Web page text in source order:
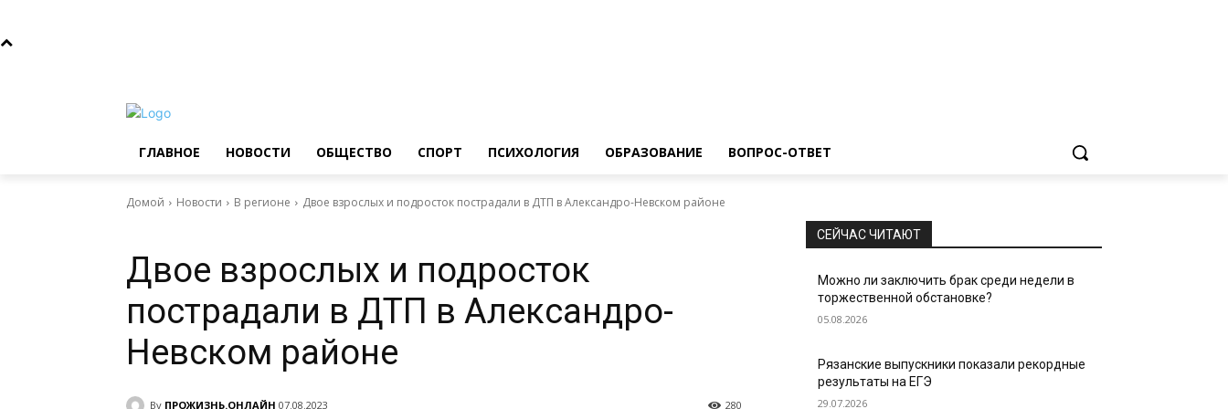
ГЛАВНОЕ НОВОСТИ ОБЩЕСТВО СПОРТ ПСИХОЛОГИЯ ОБРАЗОВАНИЕ ВОПРОС-ОТВЕТ
Домой Новости В регионе Двое взрослых и подросток пострадали в ДТП в Александро-Невском районе
Двое взрослых и подросток
пострадали в ДТП в Александро-
Невском районе
By ПРОЖИЗНЬ.ОНЛАЙН 07.08.2023 280
СЕЙЧАС ЧИТАЮТ
Можно ли заключить брак среди недели в
торжественной обстановке?
05.08.2026
Рязанские выпускники показали рекордные
результаты на ЕГЭ
29.07.2026